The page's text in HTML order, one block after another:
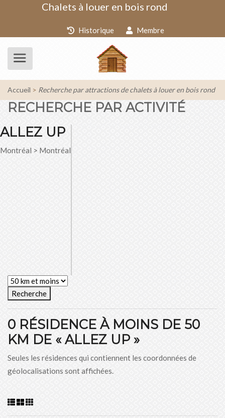
Chalets à louer en bois rond
Historique Membre
Accueil Recherche par attractions de chalets à louer en bois rond
RECHERCHE PAR ACTIVITÉ
ALLEZ UP
Montréal > Montréal
Recherche
0 RÉSIDENCE À MOINS DE 50
KM DE « ALLEZ UP »
Seules les résidences qui contiennent les coordonnées de
géolocalisations sont affichées.